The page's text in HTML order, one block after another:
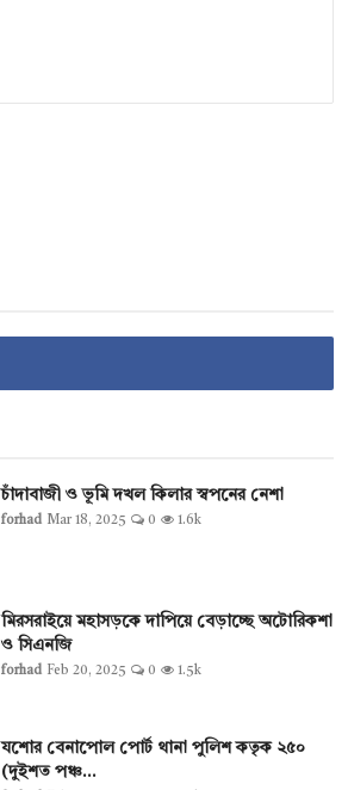
চাঁদাবাজী ও ভূমি দখল কিলার স্বপনের নেশা
forhad Mar 18, 2025 0 1.6k
মিরসরাইয়ে মহাসড়কে দাপিয়ে বেড়াচ্ছে অটোরিকশা
ও সিএনজি
forhad Feb 20, 2025 0 1.5k
যশোর বেনাপোল পোর্ট থানা পুলিশ কতৃক ২৫০
(দুইশত পঞ্চ...